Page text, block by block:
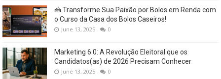
🍰 Transforme Sua Paixão por Bolos em Renda com
o Curso da Casa dos Bolos Caseiros!
June 13, 2025 0
Marketing 6.0: A Revolução Eleitoral que os
Candidatos(as) de 2026 Precisam Conhecer
June 13, 2025 0